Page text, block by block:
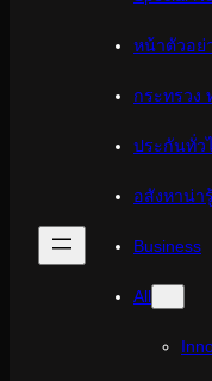
หน้าตัวอย่
กระทรวง
ประกันทั่ว
อสังหาน่ารู้
Business
All